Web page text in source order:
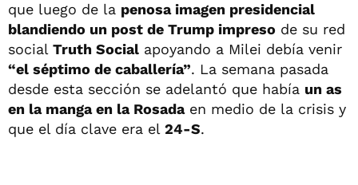
que luego de la penosa imagen presidencial
blandiendo un post de Trump impreso de su red
social Truth Social apoyando a Milei debía venir
“el séptimo de caballería”. La semana pasada
desde esta sección se adelantó que había un as
en la manga en la Rosadaen medio de la crisis y
que el día clave era el 24-S.